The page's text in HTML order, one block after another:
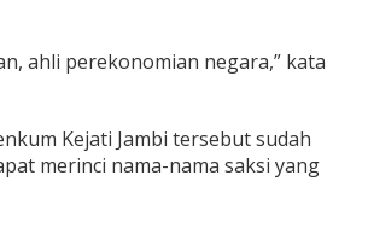
ahli perekonomian negara,” kata
Kejati Jambi tersebut sudah
merinci nama-nama saksi yang